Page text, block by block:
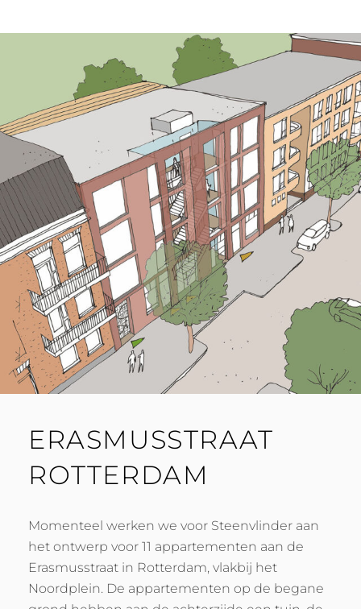
ERASMUSSTRAAT
ROTTERDAM
Momenteel werken we voor Steenvlinder aan
het ontwerp voor 11 appartementen aan de
Erasmusstraat in Rotterdam, vlakbij het
Noordplein. De appartementen op de begane